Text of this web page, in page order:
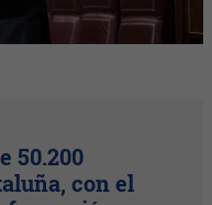
50.200
con el